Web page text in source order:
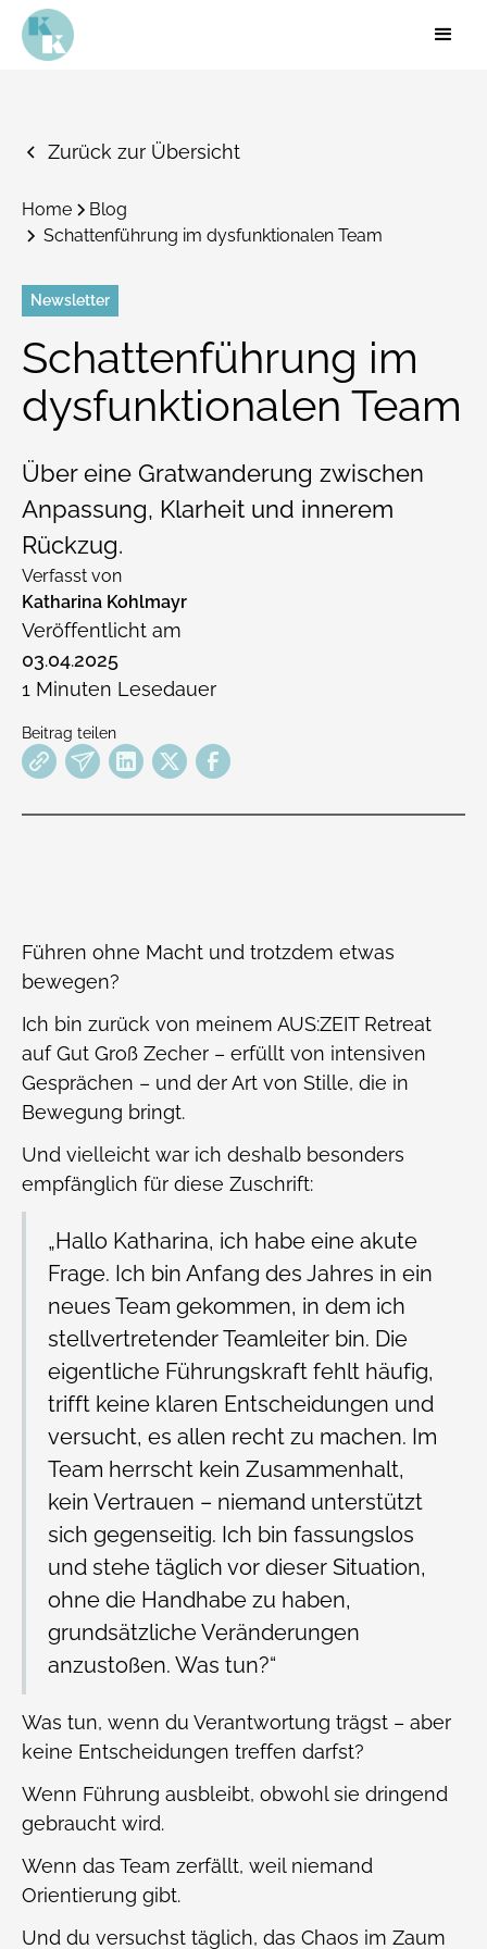
Zurück zur Übersicht
Home
Blog
Schattenführung im dysfunktionalen Team
Newsletter
Schattenführung im
dysfunktionalen Team
Über eine Gratwanderung zwischen
Anpassung, Klarheit und innerem
Rückzug.
Verfasst von
Katharina Kohlmayr
Veröffentlicht am
03.04.2025
1 Minuten Lesedauer
Beitrag teilen
Führen ohne Macht und trotzdem etwas
bewegen?
Ich bin zurück von meinem AUS:ZEIT Retreat
auf Gut Groß Zecher – erfüllt von intensiven
Gesprächen – und der Art von Stille, die in
Bewegung bringt.
Und vielleicht war ich deshalb besonders
empfänglich für diese Zuschrift:
„Hallo Katharina, ich habe eine akute
Frage. Ich bin Anfang des Jahres in ein
neues Team gekommen, in dem ich
stellvertretender Teamleiter bin. Die
eigentliche Führungskraft fehlt häufig,
trifft keine klaren Entscheidungen und
versucht, es allen recht zu machen. Im
Team herrscht kein Zusammenhalt,
kein Vertrauen – niemand unterstützt
sich gegenseitig. Ich bin fassungslos
und stehe täglich vor dieser Situation,
ohne die Handhabe zu haben,
grundsätzliche Veränderungen
anzustoßen. Was tun?“
Was tun, wenn du Verantwortung trägst – aber
keine Entscheidungen treffen darfst?
Wenn Führung ausbleibt, obwohl sie dringend
gebraucht wird.
Wenn das Team zerfällt, weil niemand
Orientierung gibt.
Und du versuchst täglich, das Chaos im Zaum